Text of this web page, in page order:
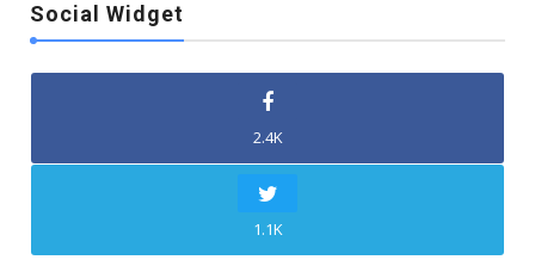
Social Widget
2.4K
1.1K